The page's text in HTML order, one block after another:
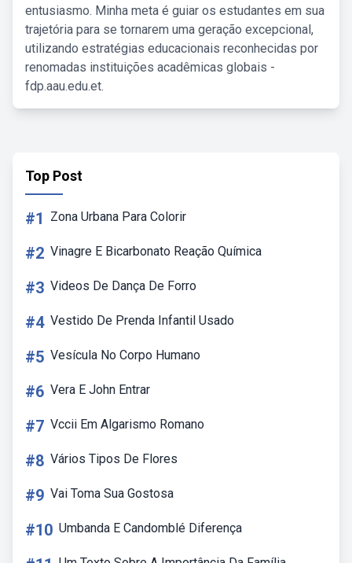
entusiasmo. Minha meta é guiar os estudantes em sua
trajetória para se tornarem uma geração excepcional,
utilizando estratégias educacionais reconhecidas por
renomadas instituições acadêmicas globais -
fdp.aau.edu.et.
Top Post
#1 Zona Urbana Para Colorir
#2 Vinagre E Bicarbonato Reação Química
#3 Videos De Dança De Forro
#4 Vestido De Prenda Infantil Usado
#5 Vesícula No Corpo Humano
#6 Vera E John Entrar
#7 Vccii Em Algarismo Romano
#8 Vários Tipos De Flores
#9 Vai Toma Sua Gostosa
#10 Umbanda E Candomblé Diferença